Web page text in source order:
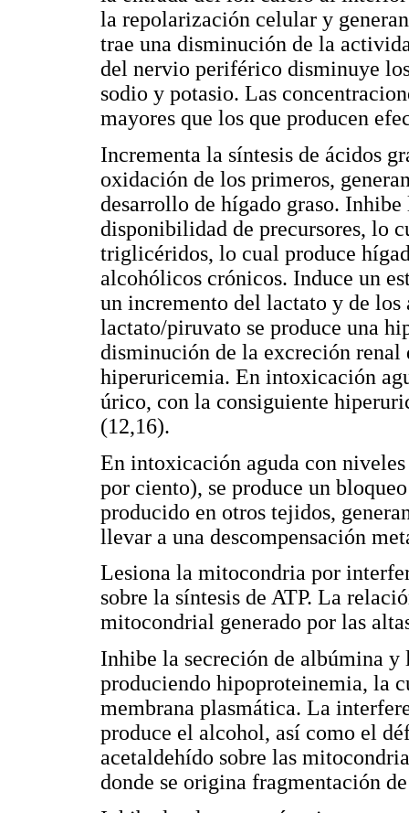
la repolarización celular y
trae una disminución de la
del nervio periférico disminuye
sodio y potasio. Las
mayores que los que producen
Incrementa la síntesis de ácidos
oxidación de los primeros,
desarrollo de hígado graso.
disponibilidad de precursores, lo
triglicéridos, lo cual produce
alcohólicos crónicos. Induce un
un incremento del lactato y de
lactato/piruvato se produce una
disminución de la excreción renal
hiperuricemia. En intoxicación
úrico, con la consiguiente
(12,16).
En intoxicación aguda con
por ciento), se produce un
producido en otros tejidos,
llevar a una descompensación
Lesiona la mitocondria por
sobre la síntesis de ATP. La
mitocondrial generado por las
Inhibe la secreción de albúmina
produciendo hipoproteinemia, la
membrana plasmática. La
produce el alcohol, así como el
acetaldehído sobre las
donde se origina fragmentación